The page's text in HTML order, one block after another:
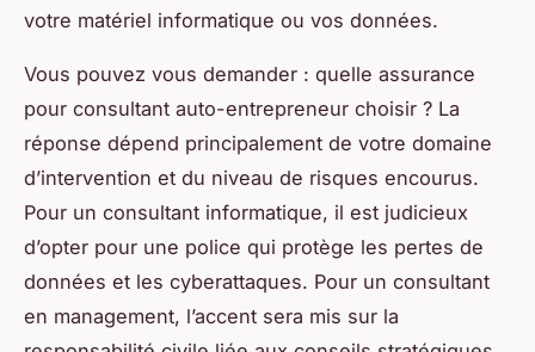
votre matériel informatique ou vos données.
Vous pouvez vous demander : quelle assurance
pour consultant auto-entrepreneur choisir ? La
réponse dépend principalement de votre domaine
d’intervention et du niveau de risques encourus.
Pour un consultant informatique, il est judicieux
d’opter pour une police qui protège les pertes de
données et les cyberattaques. Pour un consultant
en management, l’accent sera mis sur la